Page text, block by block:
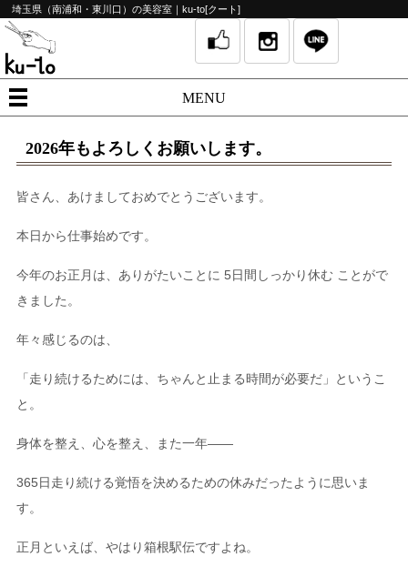
埼玉県（南浦和・東川口）の美容室｜ku-to[クート]
MENU
2026年もよろしくお願いします。
皆さん、あけましておめでとうございます。
本日から仕事始めです。
今年のお正月は、ありがたいことに 5日間しっかり休む ことがで
きました。
年々感じるのは、
「走り続けるためには、ちゃんと止まる時間が必要だ」というこ
と。
身体を整え、心を整え、また一年――
365日走り続ける覚悟を決めるための休みだったように思いま
す。
正月といえば、やはり箱根駅伝ですよね。